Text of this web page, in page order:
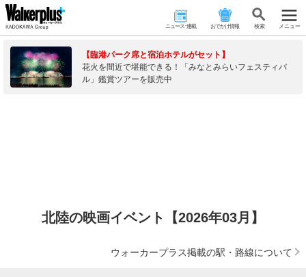
ニュース･連載 おでかけ情報 検 索 メニュー
【臨港パーク席と宿泊ホテルがセット】
花火を間近で堪能できる！「みなとみらいフェスティバ
ル」鑑賞ツアーを販売中
北陸の映画イベント【2026年03月】
ウォーカープラス掲載の駅・路線について